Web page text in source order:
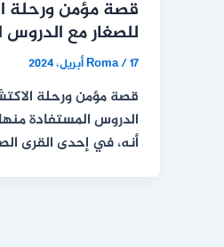
قصة مؤمن ورحلة
للصغار مع الدروس
Roma/17 أبريل، 2024
قصة مؤمن ورحلة
الدروس المستفادة
أنه، في إحدى القرى